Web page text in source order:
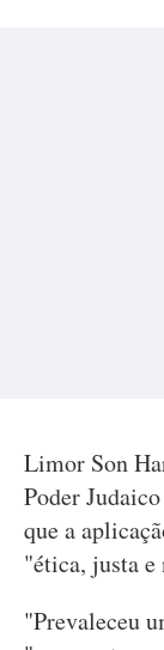
Limor Son
Poder
que a
"ética, justa e
"Prevaleceu